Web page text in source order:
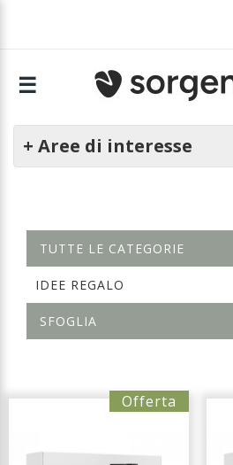
☰
+ Aree di interesse
TUTTE LE CATEGORIE
IDEE REGALO
SFOGLIA
Offerta